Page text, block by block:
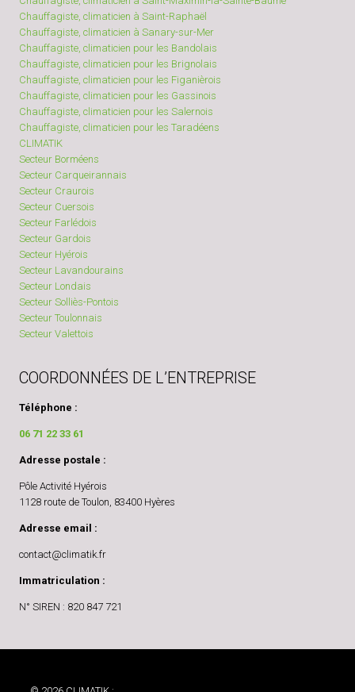
Chauffagiste, climaticien à Saint-Raphaël
Chauffagiste, climaticien à Sanary-sur-Mer
Chauffagiste, climaticien pour les Bandolais
Chauffagiste, climaticien pour les Brignolais
Chauffagiste, climaticien pour les Figanièrois
Chauffagiste, climaticien pour les Gassinois
Chauffagiste, climaticien pour les Salernois
Chauffagiste, climaticien pour les Taradéens
CLIMATIK
Secteur Borméens
Secteur Carqueirannais
Secteur Craurois
Secteur Cuersois
Secteur Farlédois
Secteur Gardois
Secteur Hyérois
Secteur Lavandourains
Secteur Londais
Secteur Solliès-Pontois
Secteur Toulonnais
Secteur Valettois
COORDONNÉES DE L’ENTREPRISE
Téléphone :
06 71 22 33 61
Adresse postale :
Pôle Activité Hyérois
1128 route de Toulon, 83400 Hyères
Adresse email :
contact@climatik.fr
Immatriculation :
N° SIREN : 820 847 721